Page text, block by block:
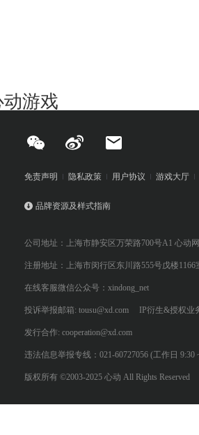
免责声明 隐私政策 用户协议 游戏大厅
品牌资源及样式指南
公司地址：上海市静安区万荣路700号A1 心动
注册地址：上海市闵行区东川路555号戊楼1166
在线客服微信公众号：xindong_net
投诉举报邮箱: tousu@xd.com IP衍生&授权业
发行合作: cooperation@xd.com
违法信息举报专线：021-60727056 (工作日 9:30
版权所有 ©2003-2025 心动 All Rights Reserved